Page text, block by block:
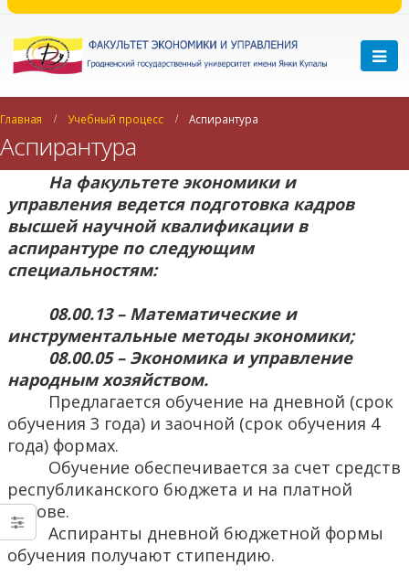
Главная Учебный процесс Аспирантура
Аспирантура
На факультете экономики и
управления ведется подготовка кадров
высшей научной квалификации в
аспирантуре по следующим
специальностям:
08.00.13 – Математические и
инструментальные методы экономики;
08.00.05 – Экономика и управление
народным хозяйством.
Предлагается обучение на дневной (срок
обучения 3 года) и заочной (срок обучения 4
года) формах.
Обучение обеспечивается за счет средств
республиканского бюджета и на платной
основе.
Аспиранты дневной бюджетной формы
обучения получают стипендию.